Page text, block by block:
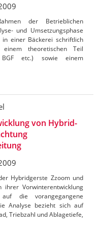
der Betrieblichen
und Umsetzungsphase
in einer Bäckerei schriftlich
theoretischen Teil
BGF etc.) sowie einem
von Hybrid-
Hybridgerste Zzoom und
ihrer Vorwinterentwicklung
die vorangegangene
Analyse bezieht sich auf
Triebzahl und Ablagetiefe,